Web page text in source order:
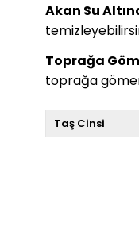
Akan Su
Toprağa
toprağa
Taş Cinsi